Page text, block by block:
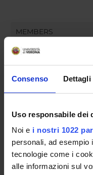
Consenso Dettagli
Uso responsabile dei
Noi e i nostri 1022
personali, ad esempio
tecnologie come i
alle informazioni sul
MEMBERS
Claudia Bazzani
Luca Di Persio
Member
RECORDS AND